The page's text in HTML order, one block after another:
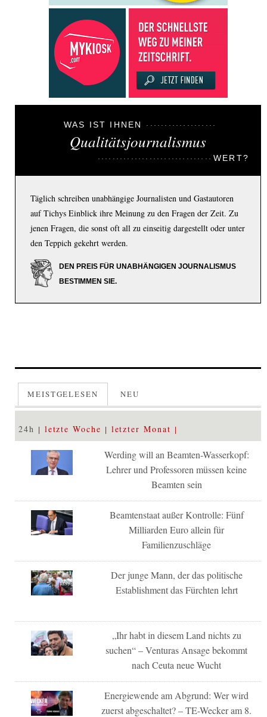
WAS IST IHNEN
Qualitätsjournalismus
WERT?
Täglich schreiben unabhängige Journalisten und Gastautoren
auf Tichys Einblick ihre Meinung zu den Fragen der Zeit. Zu
jenen Fragen, die sonst oft all zu einseitig dargestellt oder unter
den Teppich gekehrt werden.
DEN PREIS FÜR UNABHÄNGIGEN JOURNALISMUS
BESTIMMEN SIE.
MEISTGELESEN NEU
24h letzte Woche letzter Monat
Werding will an Beamten-Wasserkopf:
Lehrer und Professoren müssen keine
Beamten sein
Beamtenstaat außer Kontrolle: Fünf
Milliarden Euro allein für
Familienzuschläge
Der junge Mann, der das politische
Establishment das Fürchten lehrt
„Ihr habt in diesem Land nichts zu
suchen“ – Venturas Ansage bekommt
nach Ceuta neue Wucht
Energiewende am Abgrund: Wer wird
zuerst abgeschaltet? – TE-Wecker am 8.